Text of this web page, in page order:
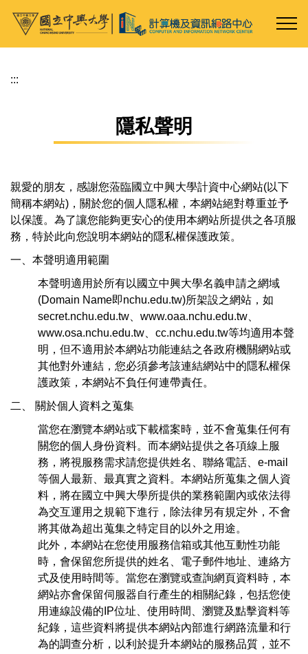
跳
內
:::
隱私聲明
親愛的朋友，感謝您蒞臨國立中興大學計資中心網站(以下
簡稱本網站)，關於您的個人隱私權，本網站絕對尊重並予
以保護。為了讓您能夠更安心的使用本網站所提供之各項服
務，特於此向您說明本網站的隱私權保護政策。
一、本聲明適用範圍
本聲明適用於所有以國立中興大學名義申請之網域
(Domain Name即nchu.edu.tw)所架設之網站，如
secret.nchu.edu.tw、www.oaa.nchu.edu.tw、
www.osa.nchu.edu.tw、cc.nchu.edu.tw等均適用本聲
明，但不適用於本網站功能連結之各政府機關網站或
其他對外連結，您必須參考該連結網站中的隱私權保
護政策，本網站不負任何連帶責任。
二、 關於個人資料之蒐集
當您在瀏覽本網站或下載檔案時，並不會蒐集任何有
關您的個人身份資料。而本網站提供之各項線上服
務，將視服務需求請您提供姓名、聯絡電話、e-mail
等個人最新、最真實之資料。本網站所蒐集之個人資
料，將在國立中興大學所提供的業務範圍內或依法得
為交互運用之規範下進行，除法律另有規定外，不會
將其做為超出蒐集之特定目的以外之用途。
此外，本網站在您使用服務信箱或其他互動性功能
時，會保留您所提供的姓名、電子郵件地址、連絡方
式及使用時間等。當您在瀏覽或查詢網頁資料時，本
網站亦會保留伺服器自行產生的相關紀錄，包括您使
用連線設備的IP位址、使用時間、瀏覽及點擊資料等
紀錄，這些資料將提供本網站內部進行網路流量和行
為的調查分析，以利於提升本網站的服務品質，並不